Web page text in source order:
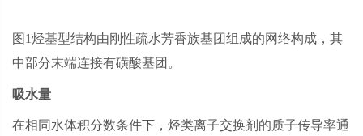
图 1烃基型结构由刚性疏水芳香族基团组成的网络构成，其
中部分末端连接有磺酸基团。
吸水量
在相同水体积分数条件下，烃类离子交换剂的质子传导率通